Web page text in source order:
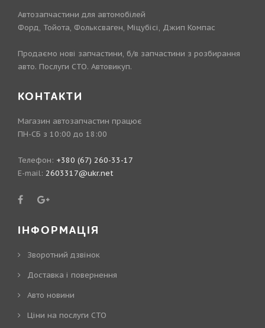
Автозапчастини для автомобілей
Форд, Тойота, Фольксваген, Міцубісі, Джип Компас
Продаємо нові запчастини, б/в запчастини з розбирання
авто. Послуги СТО. Автовикуп.
КОНТАКТИ
Магазин автозапчастин працює
ПН-СБ з 10:00 до 18:00
Телефон: +380 (67) 260-33-17
E-mail: 2603317@ukr.net
ІНФОРМАЦІЯ
Зворотний дзвінок
Доставка і повернення
Авто новини
Ціни на послуги СТО